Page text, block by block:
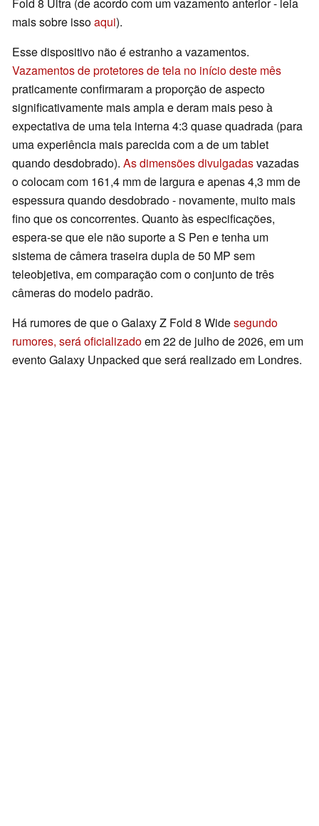
Fold 8 Ultra (de acordo com um vazamento anterior - leia
mais sobre issoaqui).
Esse dispositivo não é estranho a vazamentos.
Vazamentos de protetores de tela no início deste mês
praticamente confirmaram a proporção de aspecto
significativamente mais ampla e deram mais peso à
expectativa de uma tela interna 4:3 quase quadrada (para
uma experiência mais parecida com a de um tablet
quando desdobrado). As dimensões divulgadasvazadas
o colocam com 161,4 mm de largura e apenas 4,3 mm de
espessura quando desdobrado - novamente, muito mais
fino que os concorrentes. Quanto às especificações,
espera-se que ele não suporte a S Pen e tenha um
sistema de câmera traseira dupla de 50 MP sem
teleobjetiva, em comparação com o conjunto de três
câmeras do modelo padrão.
Há rumores de que o Galaxy Z Fold 8 Widesegundo
rumores, será oficializadoem 22 de julho de 2026, em um
evento Galaxy Unpacked que será realizado em Londres.